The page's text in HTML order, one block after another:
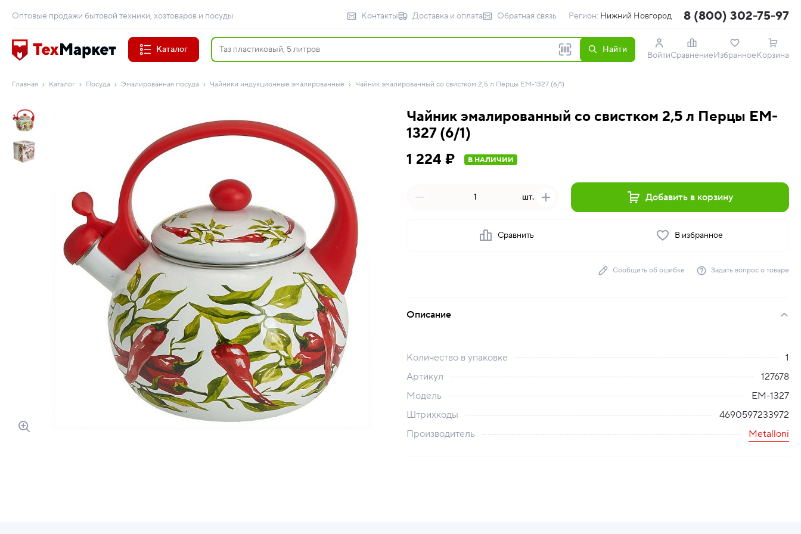
Оптовые продажи бытовой техники, хозтоваров и посуды Контакты Доставка и оплата Обратная связь Регион: Нижний Новгород 8 (800) 302-75-97
Каталог Найти
ВойтиСравнениеИзбранноеКорзина
Главная Каталог Посуда Эмалированная посуда Чайники индукционные эмалированные Чайник эмалированный со свистком 2,5 л Перцы EM-1327 (6/1)
Чайник эмалированный со свистком 2,5 л Перцы EM-
1327 (6/1)
1 224 ₽
В НАЛИЧИИ
шт. Добавить в корзину
Сравнить В избранное
Сообщить об ошибке Задать вопрос о товаре
Описание
Количество в упаковке
1
Артикул
127678
Модель
EM-1327
Штрихкоды
4690597233972
Производитель
Metalloni